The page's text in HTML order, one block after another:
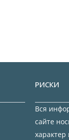
РИСКИ
Вся
сайте